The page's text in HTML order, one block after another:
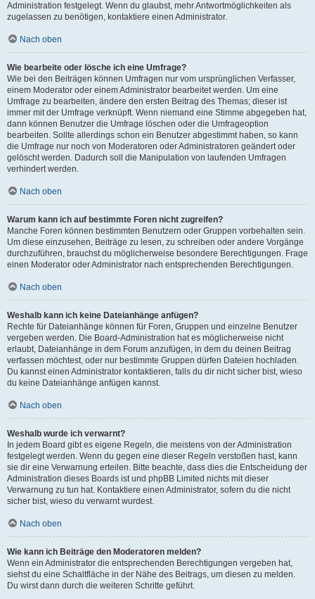
Administration festgelegt. Wenn du glaubst, mehr Antwortmöglichkeiten als
zugelassen zu benötigen, kontaktiere einen Administrator.
Nach oben
Wie bearbeite oder lösche ich eine Umfrage?
Wie bei den Beiträgen können Umfragen nur vom ursprünglichen Verfasser,
einem Moderator oder einem Administrator bearbeitet werden. Um eine
Umfrage zu bearbeiten, ändere den ersten Beitrag des Themas; dieser ist
immer mit der Umfrage verknüpft. Wenn niemand eine Stimme abgegeben hat,
dann können Benutzer die Umfrage löschen oder die Umfrageoption
bearbeiten. Sollte allerdings schon ein Benutzer abgestimmt haben, so kann
die Umfrage nur noch von Moderatoren oder Administratoren geändert oder
gelöscht werden. Dadurch soll die Manipulation von laufenden Umfragen
verhindert werden.
Nach oben
Warum kann ich auf bestimmte Foren nicht zugreifen?
Manche Foren können bestimmten Benutzern oder Gruppen vorbehalten sein.
Um diese einzusehen, Beiträge zu lesen, zu schreiben oder andere Vorgänge
durchzuführen, brauchst du möglicherweise besondere Berechtigungen. Frage
einen Moderator oder Administrator nach entsprechenden Berechtigungen.
Nach oben
Weshalb kann ich keine Dateianhänge anfügen?
Rechte für Dateianhänge können für Foren, Gruppen und einzelne Benutzer
vergeben werden. Die Board-Administration hat es möglicherweise nicht
erlaubt, Dateianhänge in dem Forum anzufügen, in dem du deinen Beitrag
verfassen möchtest, oder nur bestimmte Gruppen dürfen Dateien hochladen.
Du kannst einen Administrator kontaktieren, falls du dir nicht sicher bist, wieso
du keine Dateianhänge anfügen kannst.
Nach oben
Weshalb wurde ich verwarnt?
In jedem Board gibt es eigene Regeln, die meistens von der Administration
festgelegt werden. Wenn du gegen eine dieser Regeln verstoßen hast, kann
sie dir eine Verwarnung erteilen. Bitte beachte, dass dies die Entscheidung der
Administration dieses Boards ist und phpBB Limited nichts mit dieser
Verwarnung zu tun hat. Kontaktiere einen Administrator, sofern du die nicht
sicher bist, wieso du verwarnt wurdest.
Nach oben
Wie kann ich Beiträge den Moderatoren melden?
Wenn ein Administrator die entsprechenden Berechtigungen vergeben hat,
siehst du eine Schaltfläche in der Nähe des Beitrags, um diesen zu melden.
Du wirst dann durch die weiteren Schritte geführt.